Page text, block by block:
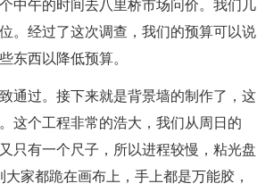
中午的时间去八里桥市场问价。我们几
。经过了这次调查，我们的预算可以说
东西以降低预算。
通过。接下来就是背景墙的制作了，这
这个工程非常的浩大，我们从周日的
只有一个尺子，所以进程较慢，粘光盘
家都跪在画布上，手上都是万能胶，